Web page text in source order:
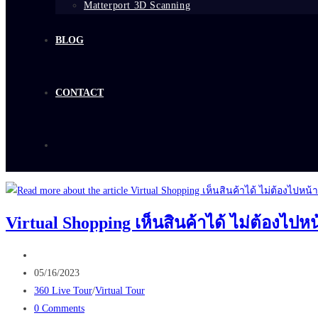
Matterport 3D Scanning
BLOG
CONTACT
Virtual Shopping เห็นสินค้าได้ ไม่ต้องไปห
author:
Post
published:
05/16/2023
Post
category:
360 Live Tour/Virtual Tour
Post
0 Comments